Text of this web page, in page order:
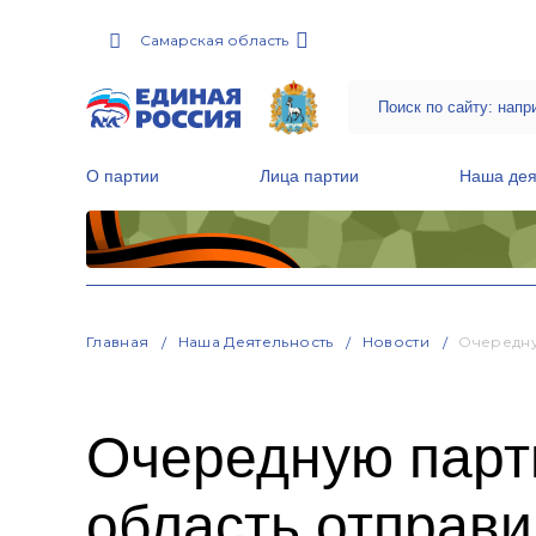
Самарская область
О партии Лица партии Наша
Главная Наша Деятельность Новости
Очередную